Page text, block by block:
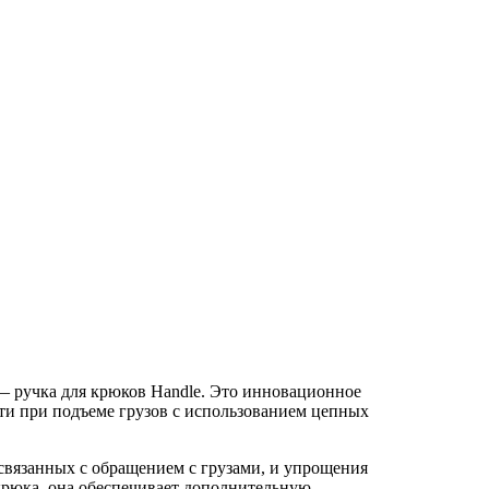
для крюков Handle. Это инновационное
при подъеме грузов с использованием цепных
с обращением с грузами, и упрощения